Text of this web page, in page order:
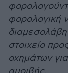
φορολογική
στοιχείο
οχημάτων